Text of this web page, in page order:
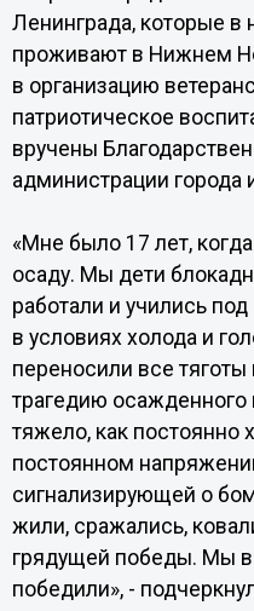
Ленинграда, которые
проживают в Нижнем
в организацию
патриотическое
вручены
администрации города
«Мне было 17 лет,
осаду. Мы дети
работали и учились
в условиях холода и
переносили все
трагедию
тяжело, как постоянно
постоянном
сигнализирующей о
жили, сражались,
грядущей победы. Мы
победили», -